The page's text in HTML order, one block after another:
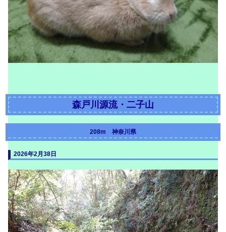
森戸川源流・二子山
208m 神奈川県
2026年2月38日